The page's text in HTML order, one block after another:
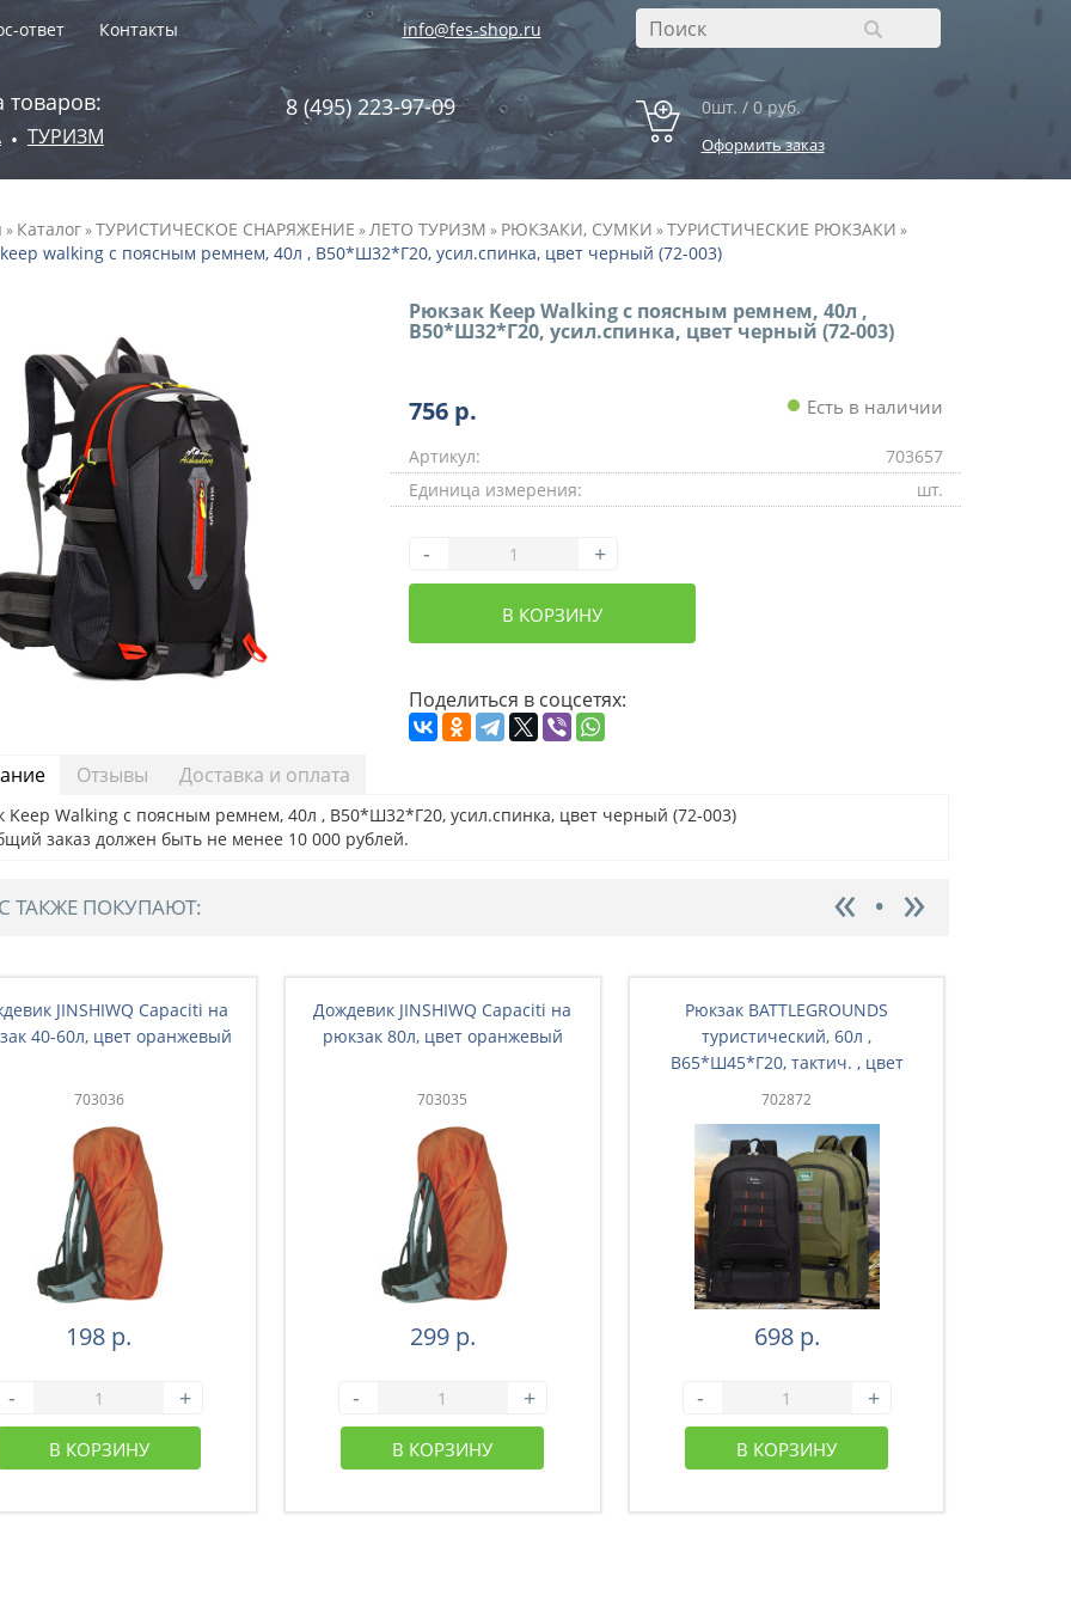
ответ Контакты info@fes-shop.ru
товаров:
• ТУРИЗМ
8 (495) 223-97-09 0шт. / 0 руб.
Оформить заказ
» Каталог»ТУРИСТИЧЕСКОЕ СНАРЯЖЕНИЕ »ЛЕТО ТУРИЗМ » РЮКЗАКИ, СУМКИ »ТУРИСТИЧЕСКИЕ РЮКЗАКИ »
walking с поясным ремнем, 40л , В50*Ш32*Г20, усил.спинка, цвет черный (72-003)
Рюкзак Keep Walking с поясным ремнем, 40л ,
В50*Ш32*Г20, усил.спинка, цвет черный (72-003)
756 р. Есть в наличии
Артикул:
703657
Единица измерения:
шт.
- +
В КОРЗИНУ
Поделиться в соцсетях:
Отзывы Доставка и оплата
Keep Walking с поясным ремнем, 40л , В50*Ш32*Г20, усил.спинка, цвет черный (72-003)
заказ должен быть не менее 10 000 рублей.
ТАКЖЕ ПОКУПАЮТ:
JINSHIWQ Capaciti на
40-60л, цвет оранжевый
703036
198 р.
- +
В КОРЗИНУ
Дождевик JINSHIWQ Capaciti на
рюкзак 80л, цвет оранжевый
703035
299 р.
- +
В КОРЗИНУ
Рюкзак BATTLEGRОUNDS
туристический, 60л ,
В65*Ш45*Г20, тактич. , цвет
зеленый (43-003)
702872
698 р.
- +
В КОРЗИНУ